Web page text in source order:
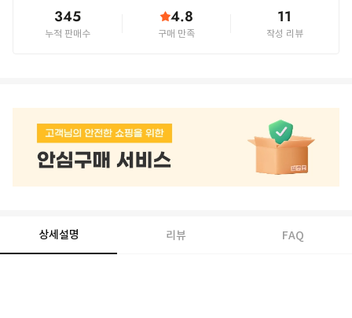
345
누적 판매수
4.8
구매 만족
11
작성 리뷰
상세설명 리뷰 FAQ